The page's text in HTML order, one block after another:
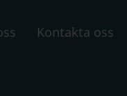
Kontakta oss